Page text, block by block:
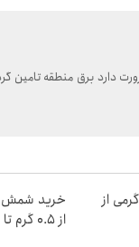
دارد برق منطقه تامین
شمش 1 گرمی از
خرید شمش
از ۰.۵ گرم تا ۱۰ گرم